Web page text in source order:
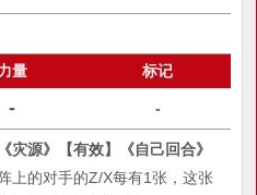
量 标记
- -
《灾源》 【有效】
《自己回合》
上的对手的Z/X每有1张，这张